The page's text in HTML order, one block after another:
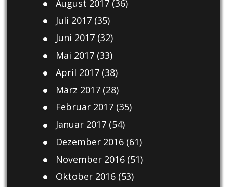
August 2017(36)
Juli 2017(35)
Juni 2017(32)
Mai 2017(33)
April 2017(38)
März 2017(28)
Februar 2017(35)
Januar 2017(54)
Dezember 2016(61)
November 2016(51)
Oktober 2016(53)